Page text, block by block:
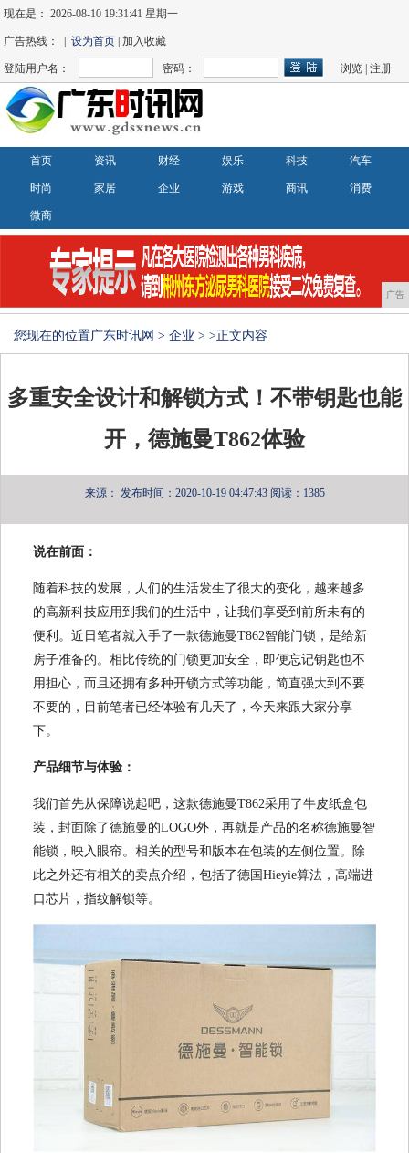
现在是：2026-08-10 19:31:42 星期一
广告热线： |设为首页 | 加入收藏
登陆用户名： 密码： 浏览 |注册
首页 资讯 财经 娱乐 科技 汽车
时尚 家居 企业 游戏 商讯 消费
微商
广告
您现在的位置广东时讯网 > 企业 > >正文内容
多重安全设计和解锁方式！不带钥匙也能
开，德施曼T862体验
来源： 发布时间：2020-10-19 04:47:43 阅读：1385
说在前面：
随着科技的发展，人们的生活发生了很大的变化，越来越多
的高新科技应用到我们的生活中，让我们享受到前所未有的
便利。近日笔者就入手了一款德施曼T862智能门锁，是给新
房子准备的。相比传统的门锁更加安全，即便忘记钥匙也不
用担心，而且还拥有多种开锁方式等功能，简直强大到不要
不要的，目前笔者已经体验有几天了，今天来跟大家分享
下。
产品细节与体验：
我们首先从保障说起吧，这款德施曼T862采用了牛皮纸盒包
装，封面除了德施曼的LOGO外，再就是产品的名称德施曼智
能锁，映入眼帘。相关的型号和版本在包装的左侧位置。除
此之外还有相关的卖点介绍，包括了德国Hieyie算法，高端进
口芯片，指纹解锁等。